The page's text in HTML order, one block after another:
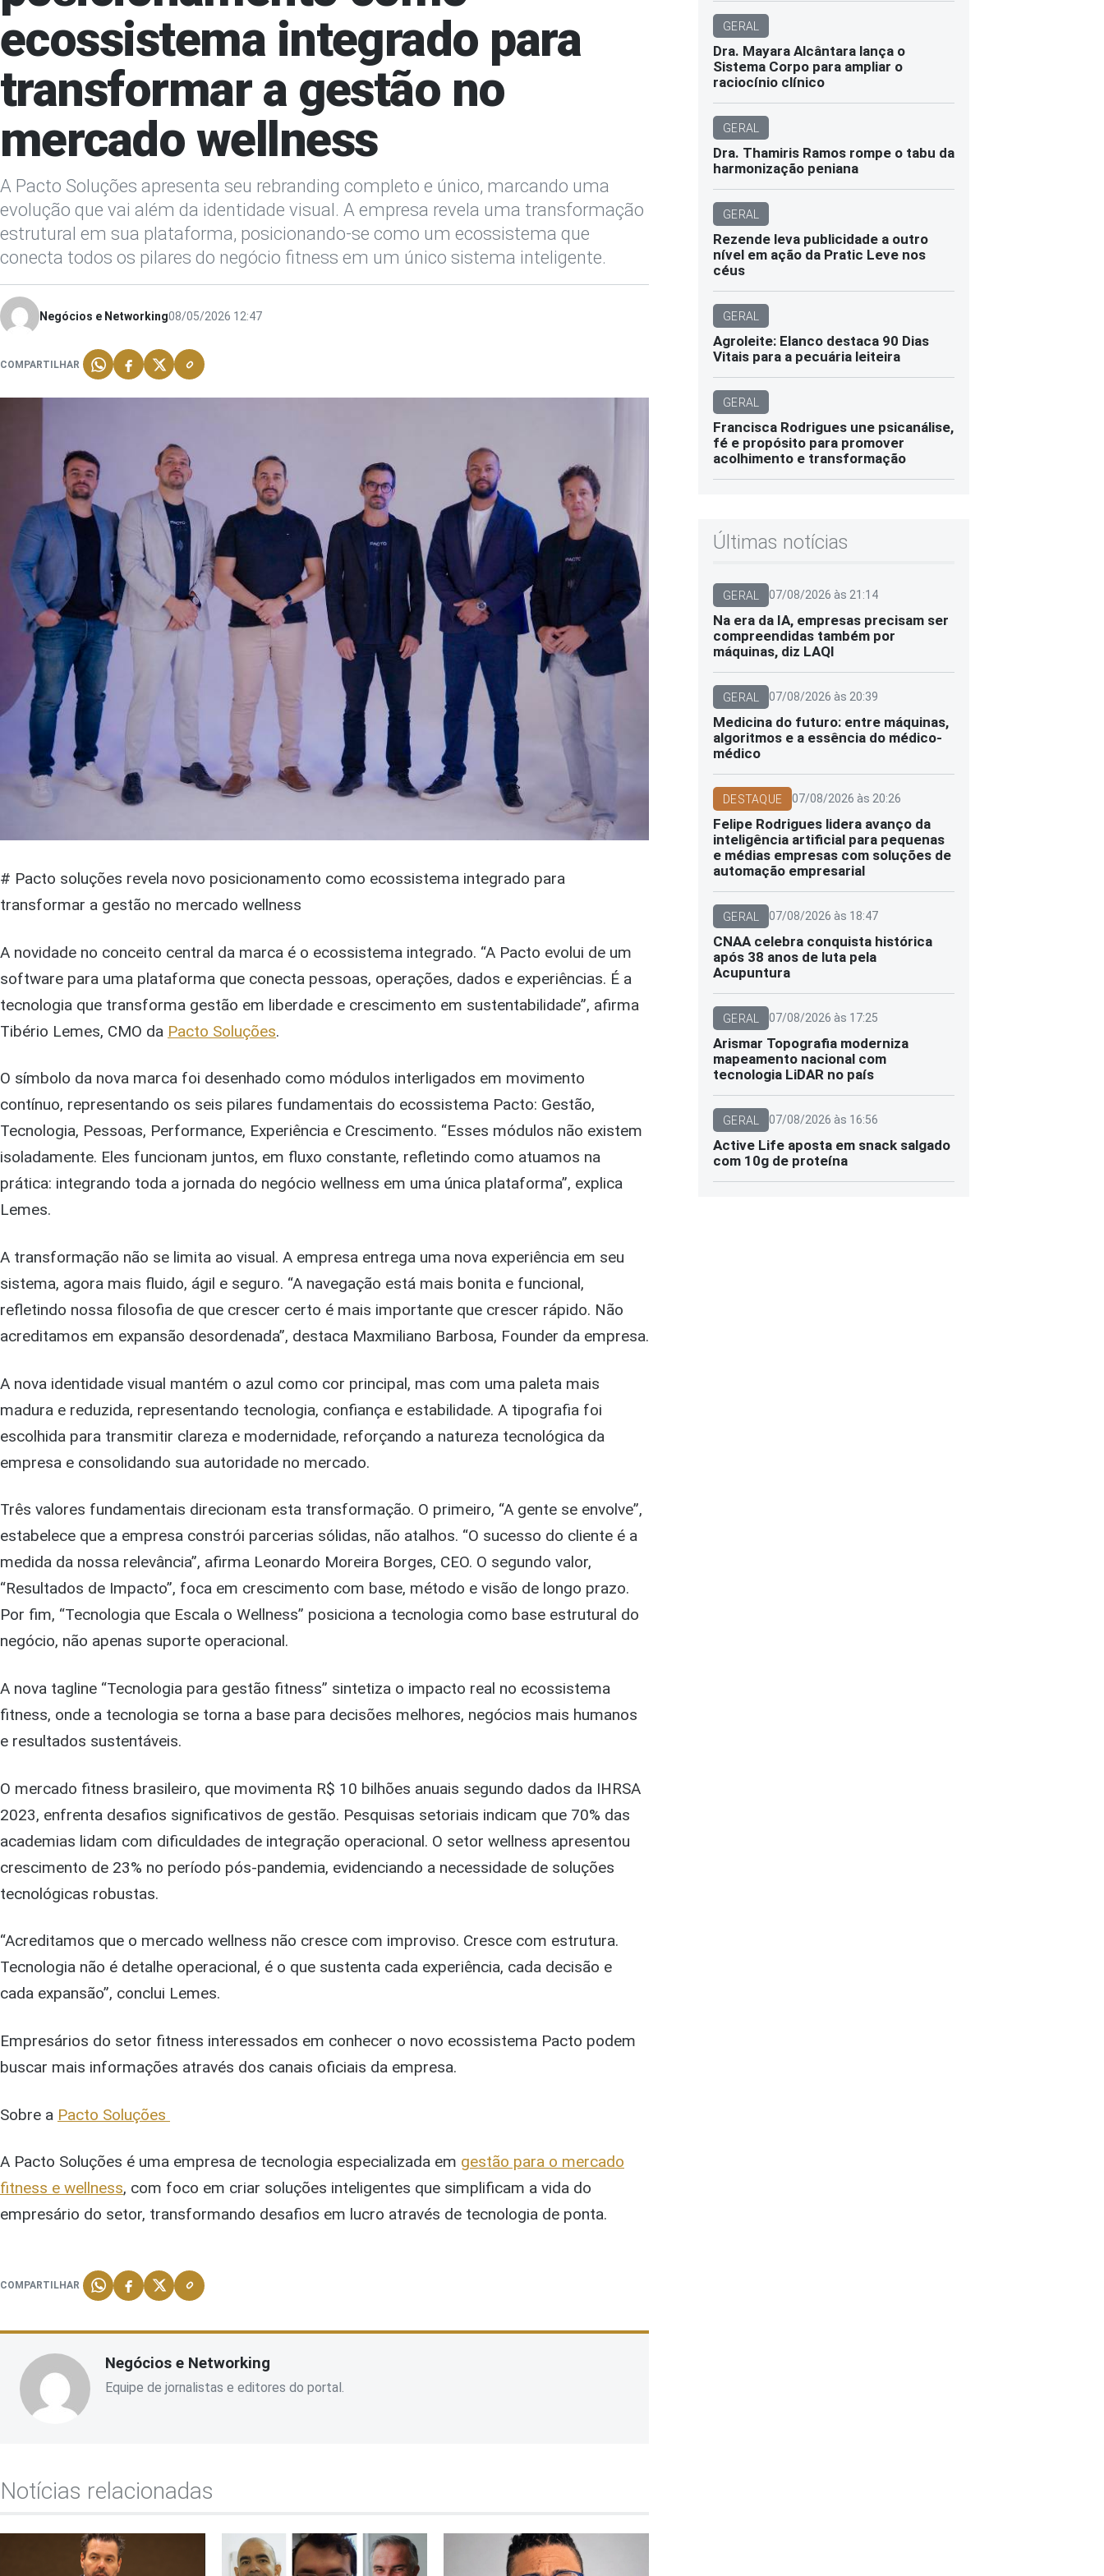
ecossistema integrado para
transformar a gestão no
mercado wellness
A Pacto Soluções apresenta seu rebranding completo e único, marcando uma
evolução que vai além da identidade visual. A empresa revela uma transformação
estrutural em sua plataforma, posicionando-se como um ecossistema que
conecta todos os pilares do negócio fitness em um único sistema inteligente.
Negócios e Networking08/05/2026 12:47
COMPARTILHAR
# Pacto soluções revela novo posicionamento como ecossistema integrado para
transformar a gestão no mercado wellness
A novidade no conceito central da marca é o ecossistema integrado. “A Pacto evolui de um
software para uma plataforma que conecta pessoas, operações, dados e experiências. É a
tecnologia que transforma gestão em liberdade e crescimento em sustentabilidade”, afirma
Tibério Lemes, CMO da Pacto Soluções.
O símbolo da nova marca foi desenhado como módulos interligados em movimento
contínuo, representando os seis pilares fundamentais do ecossistema Pacto: Gestão,
Tecnologia, Pessoas, Performance, Experiência e Crescimento. “Esses módulos não existem
isoladamente. Eles funcionam juntos, em fluxo constante, refletindo como atuamos na
prática: integrando toda a jornada do negócio wellness em uma única plataforma”, explica
Lemes.
A transformação não se limita ao visual. A empresa entrega uma nova experiência em seu
sistema, agora mais fluido, ágil e seguro. “A navegação está mais bonita e funcional,
refletindo nossa filosofia de que crescer certo é mais importante que crescer rápido. Não
acreditamos em expansão desordenada”, destaca Maxmiliano Barbosa, Founder da empresa.
A nova identidade visual mantém o azul como cor principal, mas com uma paleta mais
madura e reduzida, representando tecnologia, confiança e estabilidade. A tipografia foi
escolhida para transmitir clareza e modernidade, reforçando a natureza tecnológica da
empresa e consolidando sua autoridade no mercado.
Três valores fundamentais direcionam esta transformação. O primeiro, “A gente se envolve”,
estabelece que a empresa constrói parcerias sólidas, não atalhos. “O sucesso do cliente é a
medida da nossa relevância”, afirma Leonardo Moreira Borges, CEO. O segundo valor,
“Resultados de Impacto”, foca em crescimento com base, método e visão de longo prazo.
Por fim, “Tecnologia que Escala o Wellness” posiciona a tecnologia como base estrutural do
negócio, não apenas suporte operacional.
A nova tagline “Tecnologia para gestão fitness” sintetiza o impacto real no ecossistema
fitness, onde a tecnologia se torna a base para decisões melhores, negócios mais humanos
e resultados sustentáveis.
O mercado fitness brasileiro, que movimenta R$ 10 bilhões anuais segundo dados da IHRSA
2023, enfrenta desafios significativos de gestão. Pesquisas setoriais indicam que 70% das
academias lidam com dificuldades de integração operacional. O setor wellness apresentou
crescimento de 23% no período pós-pandemia, evidenciando a necessidade de soluções
tecnológicas robustas.
“Acreditamos que o mercado wellness não cresce com improviso. Cresce com estrutura.
Tecnologia não é detalhe operacional, é o que sustenta cada experiência, cada decisão e
cada expansão”, conclui Lemes.
Empresários do setor fitness interessados em conhecer o novo ecossistema Pacto podem
buscar mais informações através dos canais oficiais da empresa.
Sobre a Pacto Soluções
A Pacto Soluções é uma empresa de tecnologia especializada em gestão para o mercado
fitness e wellness, com foco em criar soluções inteligentes que simplificam a vida do
empresário do setor, transformando desafios em lucro através de tecnologia de ponta.
COMPARTILHAR
Negócios e Networking
Equipe de jornalistas e editores do portal.
Notícias relacionadas
GERAL
Dra. Mayara Alcântara lança o
Sistema Corpo para ampliar o
raciocínio clínico
GERAL
Dra. Thamiris Ramos rompe o tabu da
harmonização peniana
GERAL
Rezende leva publicidade a outro
nível em ação da Pratic Leve nos
céus
GERAL
Agroleite: Elanco destaca 90 Dias
Vitais para a pecuária leiteira
GERAL
Francisca Rodrigues une psicanálise,
fé e propósito para promover
acolhimento e transformação
Últimas notícias
GERAL 07/08/2026 às 21:14
Na era da IA, empresas precisam ser
compreendidas também por
máquinas, diz LAQI
GERAL 07/08/2026 às 20:39
Medicina do futuro: entre máquinas,
algoritmos e a essência do médico-
médico
DESTAQUE 07/08/2026 às 20:26
Felipe Rodrigues lidera avanço da
inteligência artificial para pequenas
e médias empresas com soluções de
automação empresarial
GERAL 07/08/2026 às 18:47
CNAA celebra conquista histórica
após 38 anos de luta pela
Acupuntura
GERAL 07/08/2026 às 17:25
Arismar Topografia moderniza
mapeamento nacional com
tecnologia LiDAR no país
GERAL 07/08/2026 às 16:56
Active Life aposta em snack salgado
com 10g de proteína